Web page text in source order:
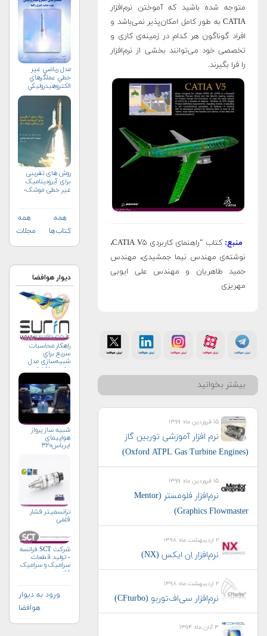
متوجه شده باشید که آموختن نرم‌افزار
CATIA به طور کامل امکان‌پذیر نمی‌باشد و
افراد گوناگون هر کدام در زمینه‌ی کاری و
تخصصی خود می‌توانند بخشی از نرم‌افزار
را فرا بگیرند.
منبع:
کتاب "راهنمای کاربردی CATIA V۵،
نوشته‌ی مهندس نیما جمشیدی، مهندس
حمید طاهریان و مهندس علی ایوبی
مهریزی
بیشتر بخوانید
۱۵ فروردین ماه ۱۳۹۹
نرم افزار آموزشی توربین گاز
(Oxford ATPL Gas Turbine Engines)
۱۵ فروردین ماه ۱۳۹۹
نرم‌افزار فلومستر (Mentor
Graphics Flowmaster)
۲ اردیبهشت ماه ۱۳۹۸
نرم‌افزار اِن ایکس (NX)
۲ اردیبهشت ماه ۱۳۹۸
نرم‌افزار سی‌اف‌توربو (CFturbo)
۳ آبان ماه ۱۳۹۴
مدل رياضي غير
خطي عملگرهاي
الكتروهيدروليكي
جهت هدايت كنترل
راكتها
روش های تقریبی
برای آیرودینامیک
غیر خطی موشک-
همه
کتاب‌ها
همه
مجلات
دیوار هوافضا
راهکار محاسبات
سريع براي
شبیه‌سازی مدل
های هوافضا
شبیه ساز پرواز
هواپیمای
ایرباس۳۲۰
ترانسمیتر فشار
قلمی
شرکت SCT فرانسه
- تولید قطعات
سرامیک و سرامیک
فلز
ورود به دیوار
هوافضا